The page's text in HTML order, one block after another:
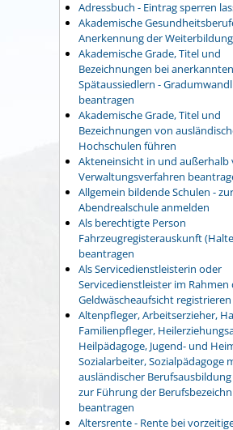
Adressbuch - Eintrag sperren
Akademische
Anerkennung der
Akademische Grade, Titel und
Bezeichnungen bei anerkannten
Spätaussiedlern -
beantragen
Akademische Grade, Titel und
Bezeichnungen von
Hochschulen führen
Akteneinsicht in und außerhalb
Verwaltungsverfahren
Allgemein bildende Schulen - zur
Abendrealschule anmelden
Als berechtigte Person
Fahrzeugregisterauskunft
beantragen
Als Servicedienstleisterin oder
Servicedienstleister im Rahmen
Geldwäscheaufsicht registrieren
Altenpfleger, Arbeitserzieher,
Familienpfleger,
Heilpädagoge, Jugend- und
Sozialarbeiter, Sozialpädagoge
ausländischer
zur Führung der
beantragen
Altersrente - Rente bei